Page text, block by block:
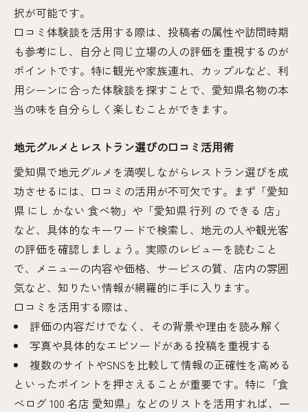
択が可能です。
口コミ体験談を活用する際は、投稿者の属性や訪問時期
も参考にし、自分と同じ立場の人の評価を重視するのが
ポイントです。特に観光や家族連れ、カップルなど、利
用シーンに合った体験談を探すことで、愛知県名物の本
当の味を自分らしく楽しむことができます。
地元グルメとレストラン選びの口コミ活用術
愛知県で地元グルメを満喫しながらレストラン選びを成
功させるには、口コミの活用が不可欠です。まず「愛知
県 にし かない 食べ物」や「愛知県 行列 の できる 店」
など、具体的なキーワードで検索し、地元の人や観光客
の評価を確認しましょう。実際のレビューを読むこと
で、メニューの内容や価格、サービスの質、店内の雰囲
気など、知りたい情報が網羅的に手に入ります。
口コミを活用する際は、
評価の内容だけでなく、その背景や理由を読み解く
写真や具体的なエピソードがある投稿を重視する
複数のサイトやSNSを比較して情報の正確性を高める
といったポイントを押さえることが重要です。特に「食
べログ 100 名店 愛知県」などのリストを活用すれば、一